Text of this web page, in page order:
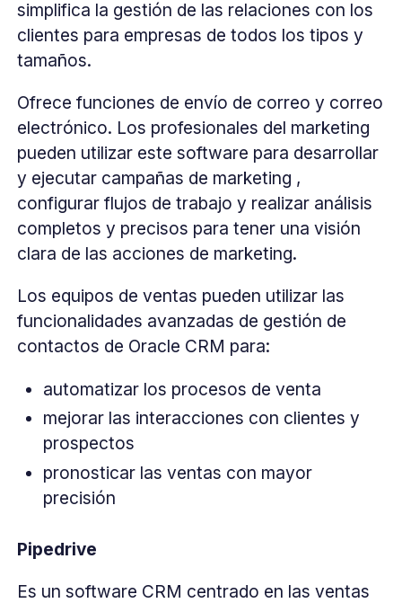
simplifica la gestión de las relaciones con los
clientes para empresas de todos los tipos y
tamaños.
Ofrece funciones de envío de correo y correo
electrónico. Los profesionales del marketing
pueden utilizar este software para desarrollar
y ejecutar campañas de marketing ,
configurar flujos de trabajo y realizar análisis
completos y precisos para tener una visión
clara de las acciones de marketing.
Los equipos de ventas pueden utilizar las
funcionalidades avanzadas de gestión de
contactos de Oracle CRM para:
automatizar los procesos de venta
mejorar las interacciones con clientes y
prospectos
pronosticar las ventas con mayor
precisión
Pipedrive
Es un software CRM centrado en las ventas